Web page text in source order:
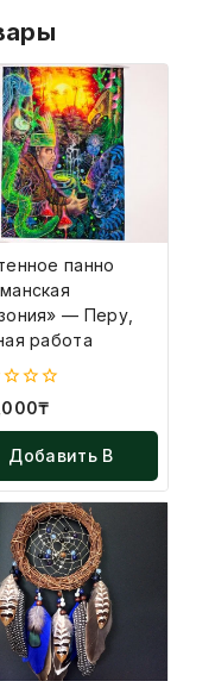
панно
— Перу,
работа
₸
Добавить В
Корзину